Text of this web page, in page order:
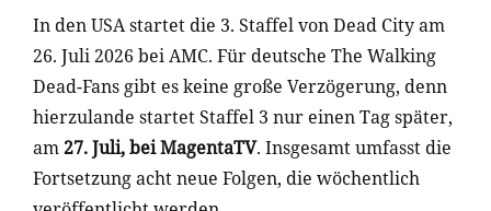
In den USA startet die 3. Staffel von Dead City am
26. Juli 2026 bei AMC. Für deutsche The Walking
Dead-Fans gibt es keine große Verzögerung, denn
hierzulande startet Staffel 3 nur einen Tag später,
am27. Juli, bei MagentaTV. Insgesamt umfasst die
Fortsetzung acht neue Folgen, die wöchentlich